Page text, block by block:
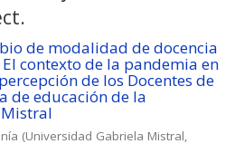
de modalidad de docencia
contexto de la pandemia en
de los Docentes de
de educación de la
(Universidad Gabriela Mistral,